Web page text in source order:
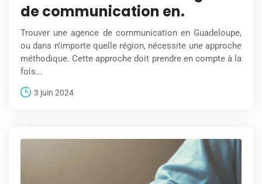
de communication en.
Trouver une agence de communication en Guadeloupe,
ou dans n’importe quelle région, nécessite une approche
méthodique. Cette approche doit prendre en compte à la
fois...
3 juin 2024